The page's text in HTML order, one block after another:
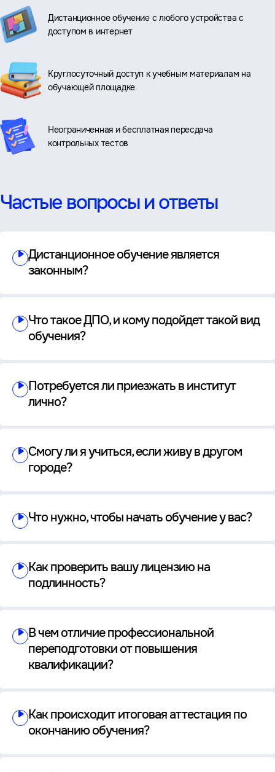
Дистанционное обучение с любого устройства с
доступом в интернет
Круглосуточный доступ к учебным материалам на
обучающей площадке
Неограниченная и бесплатная пересдача
контрольных тестов
Частые вопросы и ответы
Дистанционное обучение является
законным?
Что такое ДПО, и кому подойдет такой вид
обучения?
Потребуется ли приезжать в институт
лично?
Смогу ли я учиться, если живу в другом
городе?
Что нужно, чтобы начать обучение у вас?
Как проверить вашу лицензию на
подлинность?
В чем отличие профессиональной
переподготовки от повышения
квалификации?
Как происходит итоговая аттестация по
окончанию обучения?